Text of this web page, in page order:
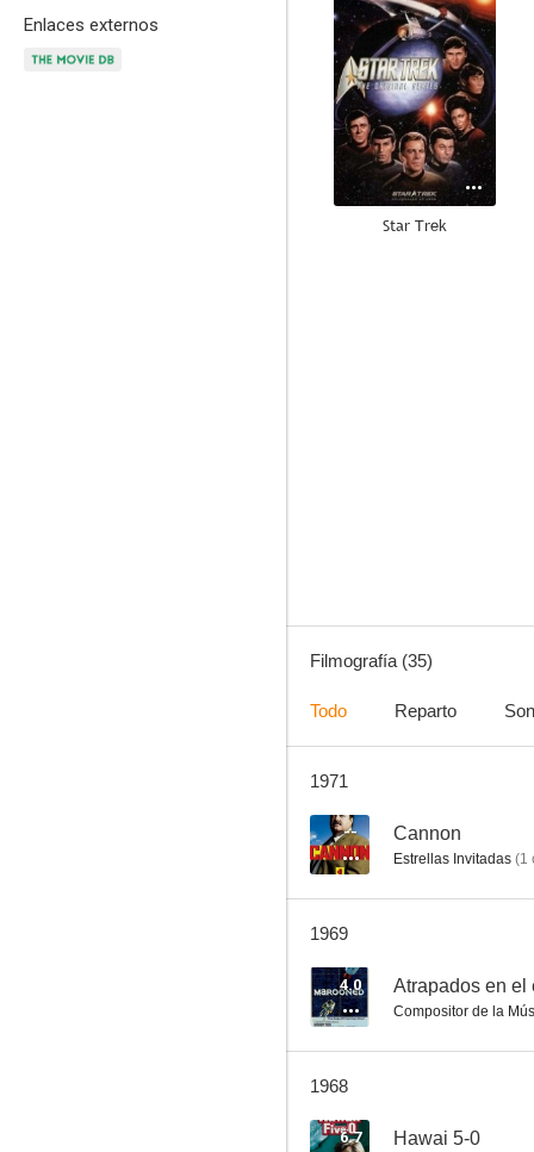
Enlaces externos
Star Trek
Filmografía (35)
Todo Reparto
1971
-- Cannon
Estrellas Invitadas (1
1969
4.0 Atrapados en el
Compositor de la
1968
6.7 Hawai 5-0